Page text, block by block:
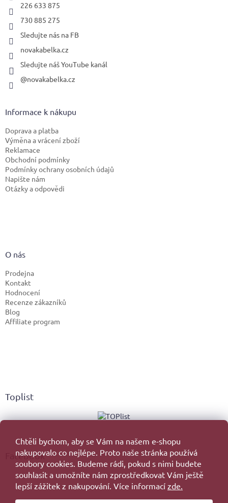
Chtěli bychom, aby se Vám na našem e-shopu
nakupovalo co nejlépe. Proto naše stránka používá
soubory cookies. Budeme rádi, pokud s nimi budete
souhlasit a umožníte nám zprostředkovat Vám ještě
lepší zážitek z nakupování. Více informací zde.
226 633 875
730 885 275
Sledujte nás na FB
novakabelka.cz
Sledujte náš YouTube kanál
@novakabelka.cz
Informace k nákupu
Doprava a platba
Výměna a vrácení zboží
Reklamace
Obchodní podmínky
Podmínky ochrany osobních údajů
Napište nám
Otázky a odpovědi
O nás
Prodejna
Kontakt
Hodnocení
Recenze zákazníků
Blog
Affiliate program
Toplist
Facebook